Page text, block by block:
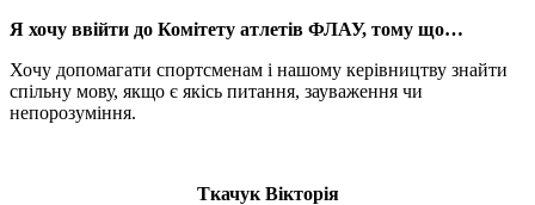
Я хочу ввійти до Комітету атлетів ФЛАУ, тому що…
Хочу допомагати спортсменам і нашому керівництву знайти
спільну мову, якщо є якісь питання, зауваження чи
непорозуміння.
Ткачук Вікторія